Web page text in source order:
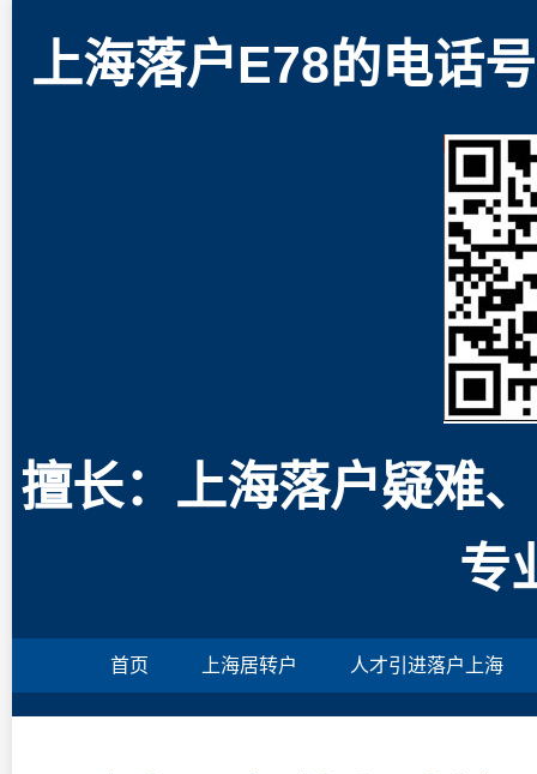
上海落户E78的电话
擅长：上海落户疑难
专
首页 上海居转户 人才引进落户上海